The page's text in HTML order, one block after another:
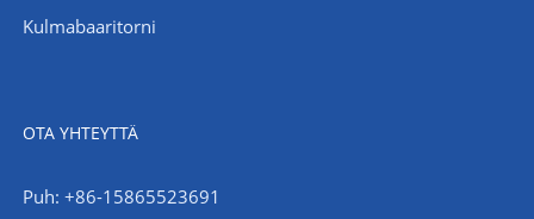
Kulmabaaritorni
OTA YHTEYTTÄ
Puh: +86-15865523691